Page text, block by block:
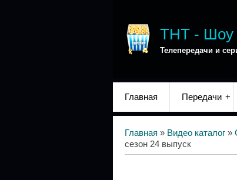
ТНТ - Шоу
Телепередачи и
Главная Передачи
Главная » Видео каталог »
сезон 24 выпуск